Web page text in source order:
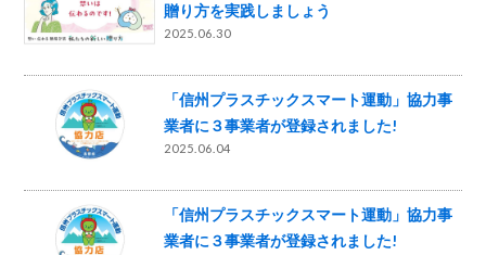
贈り方を実践しましょう
2025.06.30
「信州プラスチックスマート運動」協力事
業者に３事業者が登録されました!
2025.06.04
「信州プラスチックスマート運動」協力事
業者に３事業者が登録されました!